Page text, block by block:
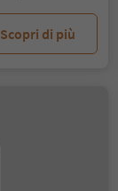
Scopri di più